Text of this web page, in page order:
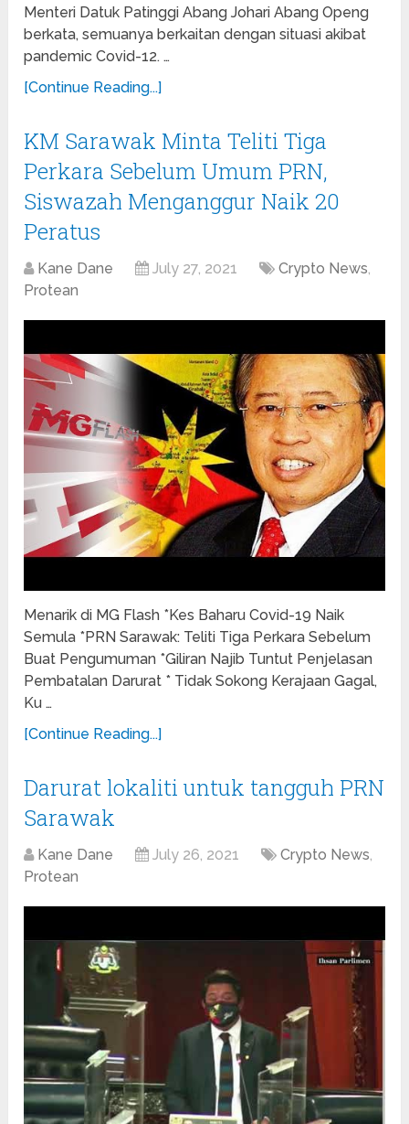
Menteri Datuk Patinggi Abang Johari Abang Openg
berkata, semuanya berkaitan dengan situasi akibat
pandemic Covid-12. …
[Continue Reading...]
KM Sarawak Minta Teliti Tiga
Perkara Sebelum Umum PRN,
Siswazah Menganggur Naik 20
Peratus
Kane Dane July 27, 2021 Crypto News,
Protean
Menarik di MG Flash *Kes Baharu Covid-19 Naik
Semula *PRN Sarawak: Teliti Tiga Perkara Sebelum
Buat Pengumuman *Giliran Najib Tuntut Penjelasan
Pembatalan Darurat * Tidak Sokong Kerajaan Gagal,
Ku …
[Continue Reading...]
Darurat lokaliti untuk tangguh PRN
Sarawak
Kane Dane July 26, 2021 Crypto News,
Protean